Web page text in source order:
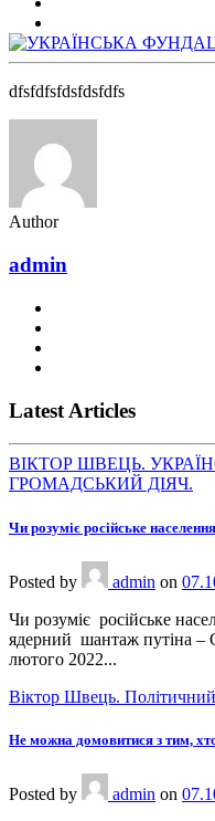
dfsfdfsfdsfdsfdfs
Author
admin
Latest Articles
ВІКТОР ШВЕЦЬ.
ГРОМАДСЬКИЙ ДІЯЧ.
Чи розуміє російське
Posted by admin on
Чи розуміє російське
ядерний шантаж путіна –
лютого 2022...
Віктор Швець. Політичний
Не можна домовитися з тим,
Posted by admin on